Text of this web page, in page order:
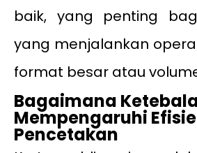
baik, yang penting
yang menjalankan
format besar atau
Bagaimana
Mempengaruhi
Pencetakan